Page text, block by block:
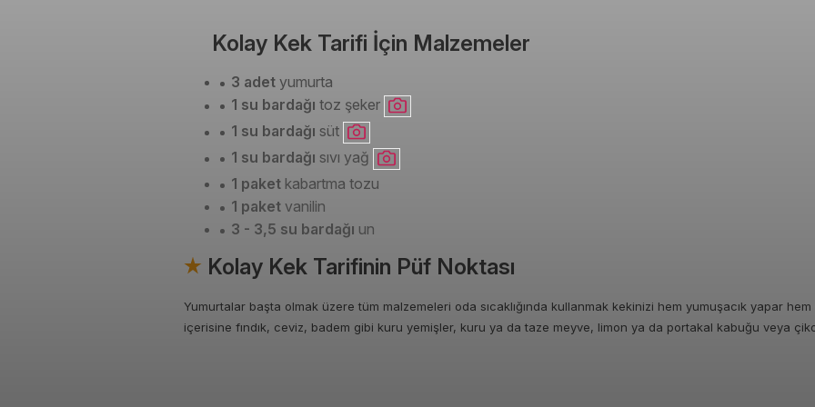
Kolay Kek Tarifi İçin Malzemeler
3 adet yumurta
1 su bardağı toz şeker
1 su bardağı süt
1 su bardağı sıvı yağ
1 paket kabartma tozu
1 paket vanilin
3 - 3,5 su bardağı un
Kolay Kek Tarifinin Püf Noktası
Yumurtalar başta olmak üzere tüm malzemeleri oda sıcaklığında kullanmak kekinizi hem yumuşacık yapar
içerisine fındık, ceviz, badem gibi kuru yemişler, kuru ya da taze meyve, limon ya da portakal kabuğu veya